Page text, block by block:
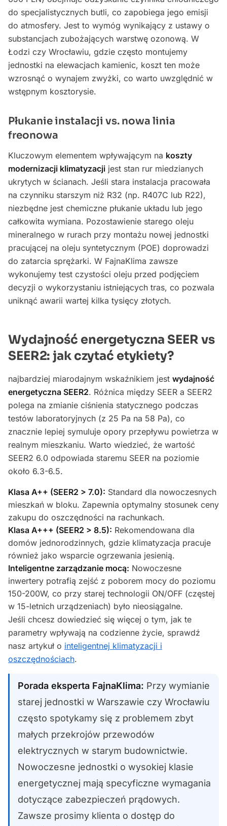
do specjalistycznych butli, co zapobiega jego emisji
do atmosfery. Jest to wymóg wynikający z ustawy o
substancjach zubożających warstwę ozonową. W
Łodzi czy Wrocławiu, gdzie często montujemy
jednostki na elewacjach kamienic, koszt ten może
wzrosnąć o wynajem zwyżki, co warto uwzględnić w
wstępnym kosztorysie.
Płukanie instalacji vs. nowa linia
freonowa
Kluczowym elementem wpływającym na koszty
modernizacji klimatyzacji jest stan rur miedzianych
ukrytych w ścianach. Jeśli stara instalacja pracowała
na czynniku starszym niż R32 (np. R407C lub R22),
niezbędne jest chemiczne płukanie układu lub jego
całkowita wymiana. Pozostawienie starego oleju
mineralnego w rurach przy montażu nowej jednostki
pracującej na oleju syntetycznym (POE) doprowadzi
do zatarcia sprężarki. W FajnaKlima zawsze
wykonujemy test czystości oleju przed podjęciem
decyzji o wykorzystaniu istniejących tras, co pozwala
uniknąć awarii wartej kilka tysięcy złotych.
Wydajność energetyczna SEER vs
SEER2: jak czytać etykiety?
najbardziej miarodajnym wskaźnikiem jest wydajność
energetyczna SEER2. Różnica między SEER a SEER2
polega na zmianie ciśnienia statycznego podczas
testów laboratoryjnych (z 25 Pa na 58 Pa), co
znacznie lepiej symuluje opory przepływu powietrza w
realnym mieszkaniu. Warto wiedzieć, że wartość
SEER2 6.0 odpowiada staremu SEER na poziomie
około 6.3-6.5.
Klasa A++ (SEER2 > 7.0): Standard dla nowoczesnych
mieszkań w bloku. Zapewnia optymalny stosunek ceny
zakupu do oszczędności na rachunkach.
Klasa A+++ (SEER2 > 8.5): Rekomendowana dla
domów jednorodzinnych, gdzie klimatyzacja pracuje
również jako wsparcie ogrzewania jesienią.
Inteligentne zarządzanie mocą: Nowoczesne
inwertery potrafią zejść z poborem mocy do poziomu
150-200W, co przy starej technologii ON/OFF (częstej
w 15-letnich urządzeniach) było nieosiągalne.
Jeśli chcesz dowiedzieć się więcej o tym, jak te
parametry wpływają na codzienne życie, sprawdź
nasz artykuł o inteligentnej klimatyzacji i
oszczędnościach.
Porada eksperta FajnaKlima: Przy wymianie
starej jednostki w Warszawie czy Wrocławiu
często spotykamy się z problemem zbyt
małych przekrojów przewodów
elektrycznych w starym budownictwie.
Nowoczesne jednostki o wysokiej klasie
energetycznej mają specyficzne wymagania
dotyczące zabezpieczeń prądowych.
Zawsze prosimy klienta o dostęp do